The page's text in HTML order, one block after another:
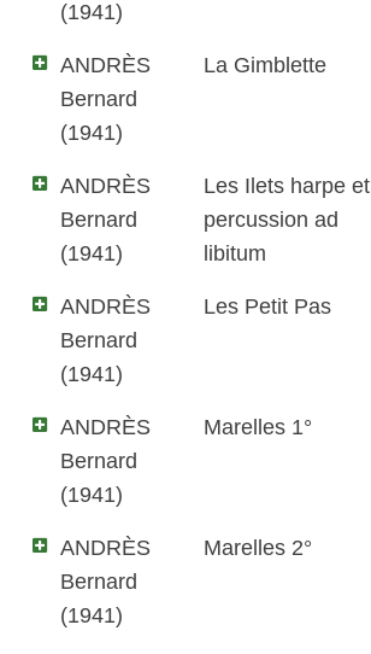
(1941)
ANDRÈS
Bernard
(1941)
La Gimblette
ANDRÈS
Bernard
(1941)
Les Ilets harpe et
percussion ad
libitum
ANDRÈS
Bernard
(1941)
Les Petit Pas
ANDRÈS
Bernard
(1941)
Marelles 1°
ANDRÈS
Bernard
(1941)
Marelles 2°